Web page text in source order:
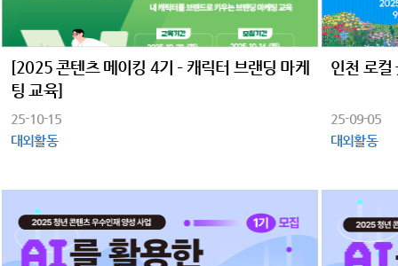
[2025 콘텐츠 메이킹 4기 – 캐릭터 브랜딩 마케
팅 교육]
25-10-15
대외활동
인천 로컬
25-09-05
대외활동